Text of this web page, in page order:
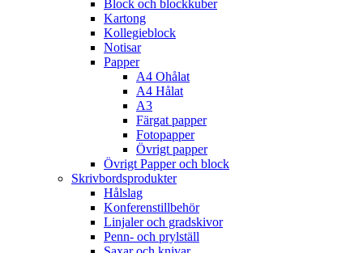
Block och blockkuber
Kartong
Kollegieblock
Notisar
Papper
A4 Ohålat
A4 Hålat
A3
Färgat papper
Fotopapper
Övrigt papper
Övrigt Papper och block
Skrivbordsprodukter
Hålslag
Konferenstillbehör
Linjaler och gradskivor
Penn- och prylställ